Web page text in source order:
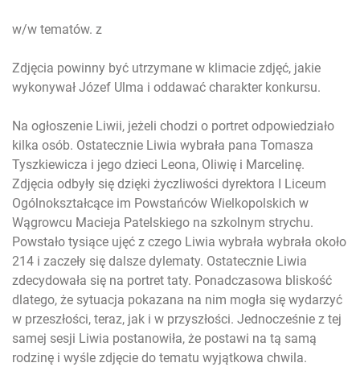
w/w tematów. z
Zdjęcia powinny być utrzymane w klimacie zdjęć, jakie
wykonywał Józef Ulma i oddawać charakter konkursu.
Na ogłoszenie Liwii, jeżeli chodzi o portret odpowiedziało
kilka osób. Ostatecznie Liwia wybrała pana Tomasza
Tyszkiewicza i jego dzieci Leona, Oliwię i Marcelinę.
Zdjęcia odbyły się dzięki życzliwości dyrektora I Liceum
Ogólnokształcące im Powstańców Wielkopolskich w
Wągrowcu Macieja Patelskiego na szkolnym strychu.
Powstało tysiące ujęć z czego Liwia wybrała wybrała około
214 i zaczeły się dalsze dylematy. Ostatecznie Liwia
zdecydowała się na portret taty. Ponadczasowa bliskość
dlatego, że sytuacja pokazana na nim mogła się wydarzyć
w przeszłości, teraz, jak i w przyszłości. Jednocześnie z tej
samej sesji Liwia postanowiła, że postawi na tą samą
rodzinę i wyśle zdjęcie do tematu wyjątkowa chwila.